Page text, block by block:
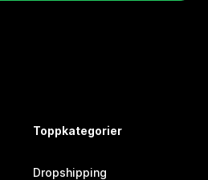
Toppkategorier
Dropshipping